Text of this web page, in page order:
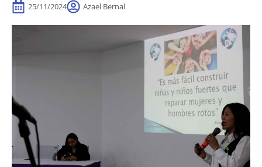
25/11/2024 Azael Bernal